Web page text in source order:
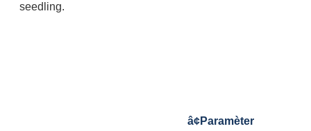
seedling.
â¢Paramèter